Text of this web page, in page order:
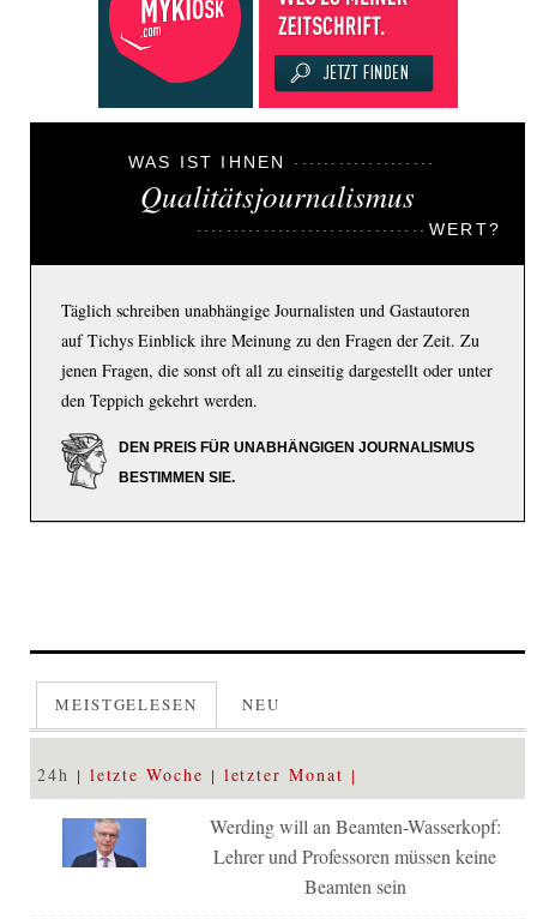
WAS IST IHNEN
Qualitätsjournalismus
WERT?
Täglich schreiben unabhängige Journalisten und Gastautoren
auf Tichys Einblick ihre Meinung zu den Fragen der Zeit. Zu
jenen Fragen, die sonst oft all zu einseitig dargestellt oder unter
den Teppich gekehrt werden.
DEN PREIS FÜR UNABHÄNGIGEN JOURNALISMUS
BESTIMMEN SIE.
MEISTGELESEN NEU
24h letzte Woche letzter Monat
Werding will an Beamten-Wasserkopf:
Lehrer und Professoren müssen keine
Beamten sein